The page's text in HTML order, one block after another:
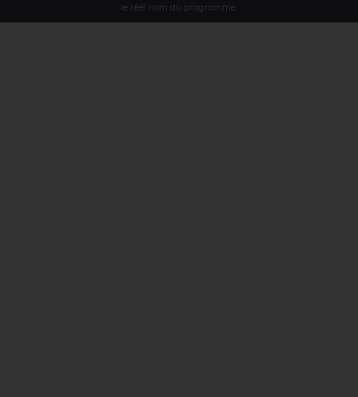
le réel nom du programme.